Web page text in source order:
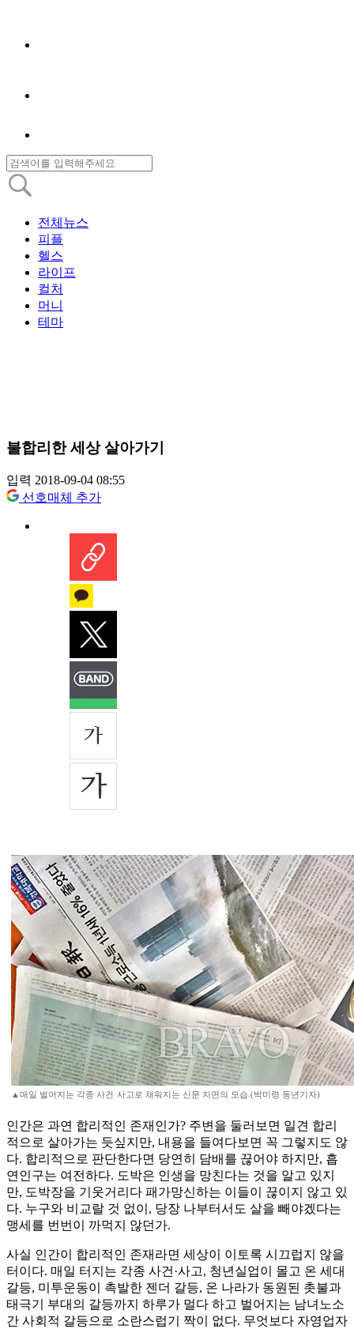
전체뉴스
피플
헬스
라이프
컬처
머니
테마
불합리한 세상 살아가기
입력 2018-09-04 08:55
선호매체 추가
▲매일 벌어지는 각종 사건·사고로 채워지는 신문 지면의 모습.(박미령 동년기자)
인간은 과연 합리적인 존재인가? 주변을 둘러보면 일견 합리
적으로 살아가는 듯싶지만, 내용을 들여다보면 꼭 그렇지도 않
다. 합리적으로 판단한다면 당연히 담배를 끊어야 하지만, 흡
연인구는 여전하다. 도박은 인생을 망친다는 것을 알고 있지
만, 도박장을 기웃거리다 패가망신하는 이들이 끊이지 않고 있
다. 누구와 비교랄 것 없이, 당장 나부터서도 살을 빼야겠다는
맹세를 번번이 까먹지 않던가.
사실 인간이 합리적인 존재라면 세상이 이토록 시끄럽지 않을
터이다. 매일 터지는 각종 사건·사고, 청년실업이 몰고 온 세대
갈등, 미투운동이 촉발한 젠더 갈등, 온 나라가 동원된 촛불과
태극기 부대의 갈등까지 하루가 멀다 하고 벌어지는 남녀노소
간 사회적 갈등으로 소란스럽기 짝이 없다. 무엇보다 자영업자